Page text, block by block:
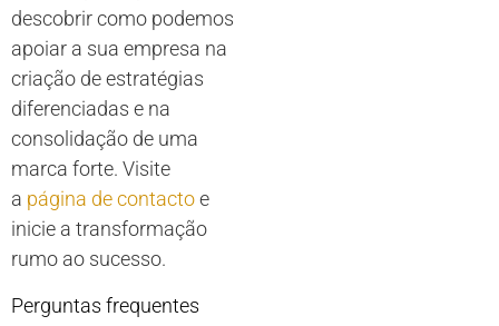
descobrir como podemos
apoiar a sua empresa na
criação de estratégias
diferenciadas e na
consolidação de uma
marca forte. Visite
a página de contactoe
inicie a transformação
rumo ao sucesso.
Perguntas frequentes